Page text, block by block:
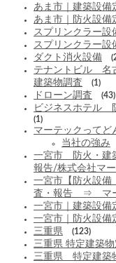
あま市｜建築設備
あま市｜防火設備
スプリンクラー設
スプリンクラー
ダクト消火設備
テナントビル
建築物調査
(1)
ドローン調査 (43)
ビジネスホテル
(1)
マーテックってど
当社の強み
一宮市 防火・建
報告/株式会社マ
一宮市【防火設
査・報告 ⇒ マ
一宮市｜建築設備
一宮市｜防火設備
三重県 (123)
三重県 特定建築
三重県 特定建築